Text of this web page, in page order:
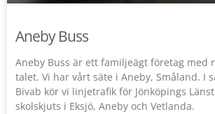
Aneby Buss
Aneby Buss är ett familjeägt företag med
talet. Vi har vårt säte i Aneby, Småland. I
Bivab kör vi linjetrafik för Jönköpings
skolskjuts i Eksjö, Aneby och Vetlanda.